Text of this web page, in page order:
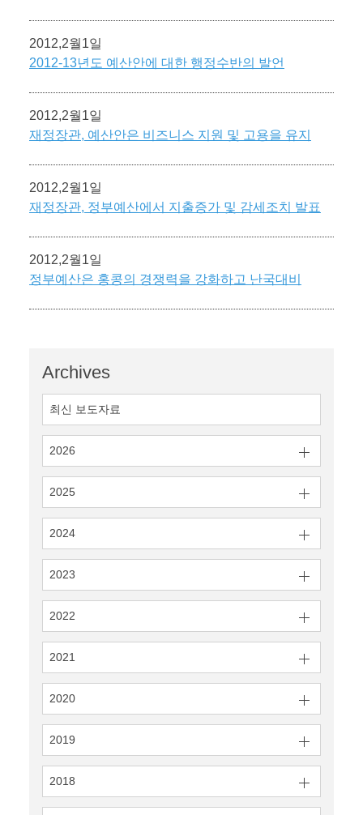
Archives
최신 보도자료
2026
2025
2024
2023
2022
2021
2020
2019
2018
2012,2월1일
2012-13년도 예산안에 대한 행정수반의 발언
2012,2월1일
재정장관, 예산안은 비즈니스 지원 및 고용을 유지
2012,2월1일
재정장관, 정부예산에서 지출증가 및 감세조치 발표
2012,2월1일
정부예산은 홍콩의 경쟁력을 강화하고 난국대비